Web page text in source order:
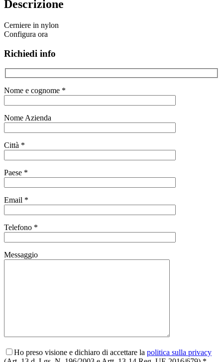
Descrizione
Cerniere in nylon
Configura ora
Richiedi info
Nome e cognome *
Nome Azienda
Città *
Paese *
Email *
Telefono *
Messaggio
Ho preso visione e dichiaro di accettare la politica sulla privacy